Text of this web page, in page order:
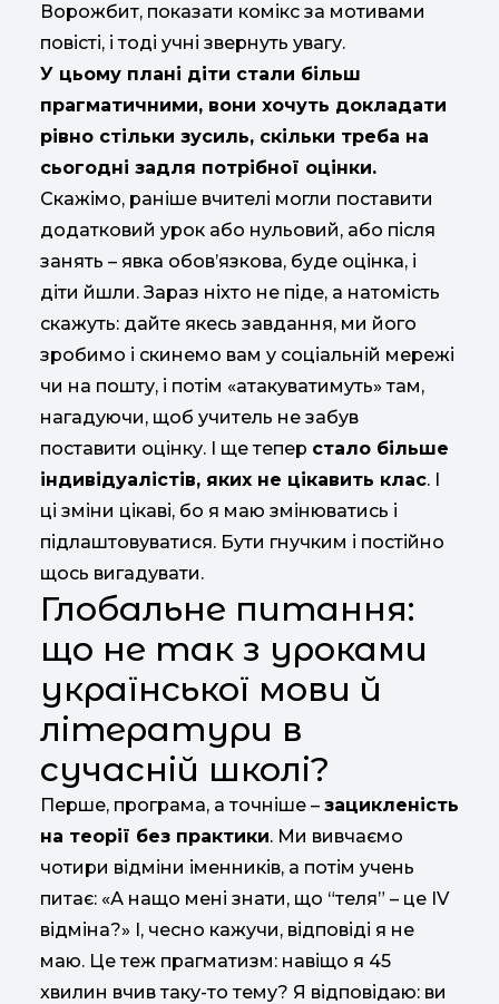
Ворожбит, показати комікс за мотивами
повісті, і тоді учні звернуть увагу.
У цьому плані діти стали більш
прагматичними, вони хочуть докладати
рівно стільки зусиль, скільки треба на
сьогодні задля потрібної оцінки.
Скажімо, раніше вчителі могли поставити
додатковий урок або нульовий, або після
занять – явка обов’язкова, буде оцінка, і
діти йшли. Зараз ніхто не піде, а натомість
скажуть: дайте якесь завдання, ми його
зробимо і скинемо вам у соціальній мережі
чи на пошту, і потім «атакуватимуть» там,
нагадуючи, щоб учитель не забув
поставити оцінку. І ще тепер стало більше
індивідуалістів, яких не цікавить клас. І
ці зміни цікаві, бо я маю змінюватись і
підлаштовуватися. Бути гнучким і постійно
щось вигадувати.
Глобальне питання:
що не так з уроками
української мови й
літератури в
сучасній школі?
Перше, програма, а точніше – зацикленість
на теорії без практики. Ми вивчаємо
чотири відміни іменників, а потім учень
питає: «А нащо мені знати, що “теля” – це IV
відміна?» І, чесно кажучи, відповіді я не
маю. Це теж прагматизм: навіщо я 45
хвилин вчив таку-то тему? Я відповідаю: ви